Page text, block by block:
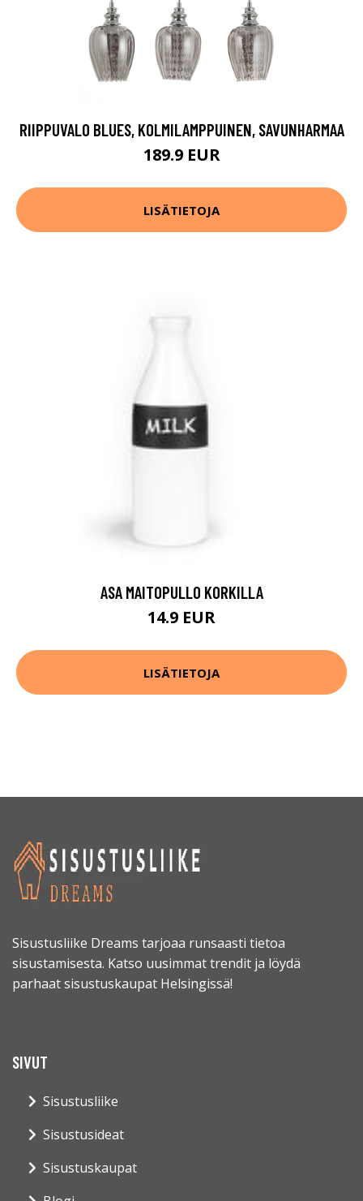
RIIPPUVALO BLUES, KOLMILAMPPUINEN, SAVUNHARMAA
189.9 EUR
LISÄTIETOJA
ASA MAITOPULLO KORKILLA
14.9 EUR
LISÄTIETOJA
Sisustusliike Dreams tarjoaa runsaasti tietoa
sisustamisesta. Katso uusimmat trendit ja löydä
parhaat sisustuskaupat Helsingissä!
SIVUT
Sisustusliike
Sisustusideat
Sisustuskaupat